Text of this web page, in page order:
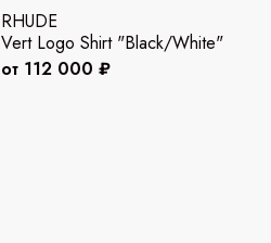
RHUDE
Vert Logo Shirt "Black/White"
от 112 000 ₽